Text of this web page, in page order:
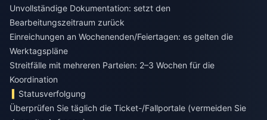
Unvollständige Dokumentation: setzt den
Bearbeitungszeitraum zurück
Einreichungen an Wochenenden/Feiertagen: es gelten die
Werktagspläne
Streitfälle mit mehreren Parteien: 2–3 Wochen für die
Koordination
Statusverfolgung
Überprüfen Sie täglich die Ticket-/Fallportale (vermeiden Sie